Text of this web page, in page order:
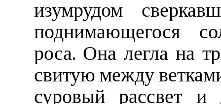
изумрудом
поднимающегося
роса. Она легла на
свитую между
суровый рассвет и